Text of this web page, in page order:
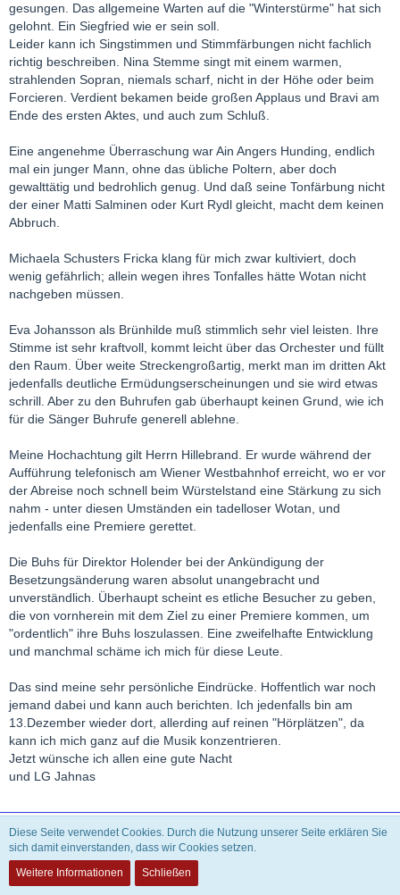
gesungen. Das allgemeine Warten auf die "Winterstürme" hat sich
gelohnt. Ein Siegfried wie er sein soll.
Leider kann ich Singstimmen und Stimmfärbungen nicht fachlich
richtig beschreiben. Nina Stemme singt mit einem warmen,
strahlenden Sopran, niemals scharf, nicht in der Höhe oder beim
Forcieren. Verdient bekamen beide großen Applaus und Bravi am
Ende des ersten Aktes, und auch zum Schluß.
Eine angenehme Überraschung war Ain Angers Hunding, endlich
mal ein junger Mann, ohne das übliche Poltern, aber doch
gewalttätig und bedrohlich genug. Und daß seine Tonfärbung nicht
der einer Matti Salminen oder Kurt Rydl gleicht, macht dem keinen
Abbruch.
Michaela Schusters Fricka klang für mich zwar kultiviert, doch
wenig gefährlich; allein wegen ihres Tonfalles hätte Wotan nicht
nachgeben müssen.
Eva Johansson als Brünhilde muß stimmlich sehr viel leisten. Ihre
Stimme ist sehr kraftvoll, kommt leicht über das Orchester und füllt
den Raum. Über weite Streckengroßartig, merkt man im dritten Akt
jedenfalls deutliche Ermüdungserscheinungen und sie wird etwas
schrill. Aber zu den Buhrufen gab überhaupt keinen Grund, wie ich
für die Sänger Buhrufe generell ablehne.
Meine Hochachtung gilt Herrn Hillebrand. Er wurde während der
Aufführung telefonisch am Wiener Westbahnhof erreicht, wo er vor
der Abreise noch schnell beim Würstelstand eine Stärkung zu sich
nahm - unter diesen Umständen ein tadelloser Wotan, und
jedenfalls eine Premiere gerettet.
Die Buhs für Direktor Holender bei der Ankündigung der
Besetzungsänderung waren absolut unangebracht und
unverständlich. Überhaupt scheint es etliche Besucher zu geben,
die von vornherein mit dem Ziel zu einer Premiere kommen, um
"ordentlich" ihre Buhs loszulassen. Eine zweifelhafte Entwicklung
und manchmal schäme ich mich für diese Leute.
Das sind meine sehr persönliche Eindrücke. Hoffentlich war noch
jemand dabei und kann auch berichten. Ich jedenfalls bin am
13.Dezember wieder dort, allerding auf reinen "Hörplätzen", da
kann ich mich ganz auf die Musik konzentrieren.
Jetzt wünsche ich allen eine gute Nacht
und LG Jahnas
Theophilus
INAKTIV
Diese Seite verwendet Cookies. Durch die Nutzung unserer Seite erklären Sie
sich damit einverstanden, dass wir Cookies setzen.
Weitere Informationen
Schließen